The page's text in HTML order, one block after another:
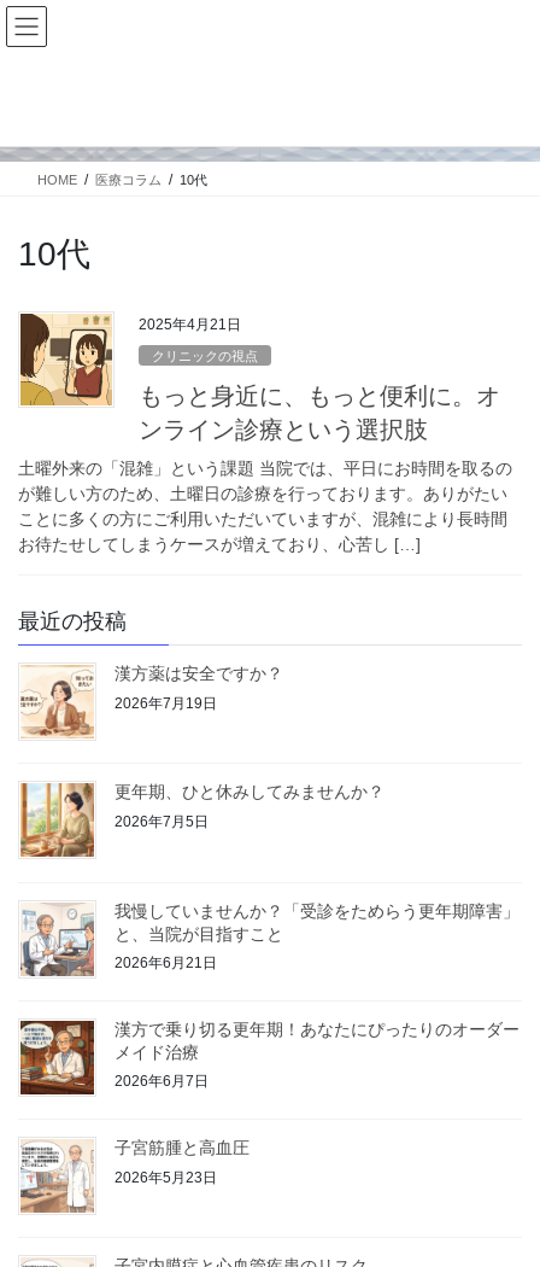
コ
ン
移
ナ
ビ
ン
HOME 医療コラム 10代
10代
2025年4月21日
クリニックの視点
もっと身近に、もっと便利に。オ
ンライン診療という選択肢
土曜外来の「混雑」という課題 当院では、平日にお時間を取るの
が難しい方のため、土曜日の診療を行っております。ありがたい
ことに多くの方にご利用いただいていますが、混雑により長時間
お待たせしてしまうケースが増えており、心苦し […]
最近の投稿
漢方薬は安全ですか？
2026年7月19日
更年期、ひと休みしてみませんか？
2026年7月5日
我慢していませんか？「受診をためらう更年期障害」
と、当院が目指すこと
2026年6月21日
漢方で乗り切る更年期！あなたにぴったりのオーダー
メイド治療
2026年6月7日
子宮筋腫と高血圧
2026年5月23日